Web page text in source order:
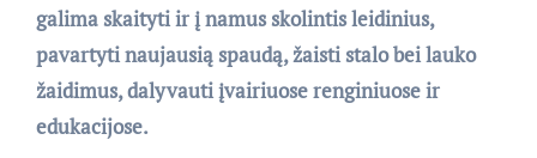
galima skaityti ir į namus skolintis leidinius,
pavartyti naujausią spaudą, žaisti stalo bei lauko
žaidimus, dalyvauti įvairiuose renginiuose ir
edukacijose.